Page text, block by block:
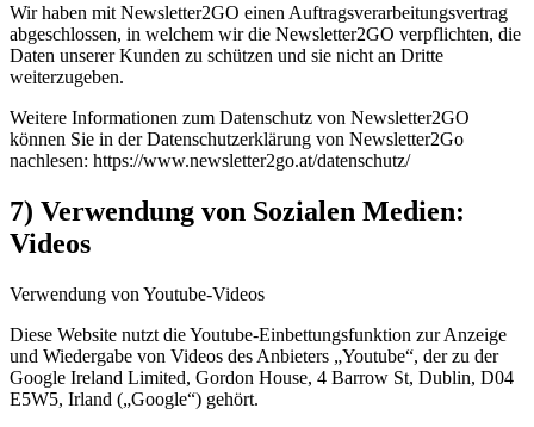
Wir haben mit Newsletter2GO einen Auftragsverarbeitungsvertrag
abgeschlossen, in welchem wir die Newsletter2GO verpflichten, die
Daten unserer Kunden zu schützen und sie nicht an Dritte
weiterzugeben.
Weitere Informationen zum Datenschutz von Newsletter2GO
können Sie in der Datenschutzerklärung von Newsletter2Go
nachlesen: https://www.newsletter2go.at/datenschutz/
7) Verwendung von Sozialen Medien:
Videos
Verwendung von Youtube-Videos
Diese Website nutzt die Youtube-Einbettungsfunktion zur Anzeige
und Wiedergabe von Videos des Anbieters „Youtube“, der zu der
Google Ireland Limited, Gordon House, 4 Barrow St, Dublin, D04
E5W5, Irland („Google“) gehört.